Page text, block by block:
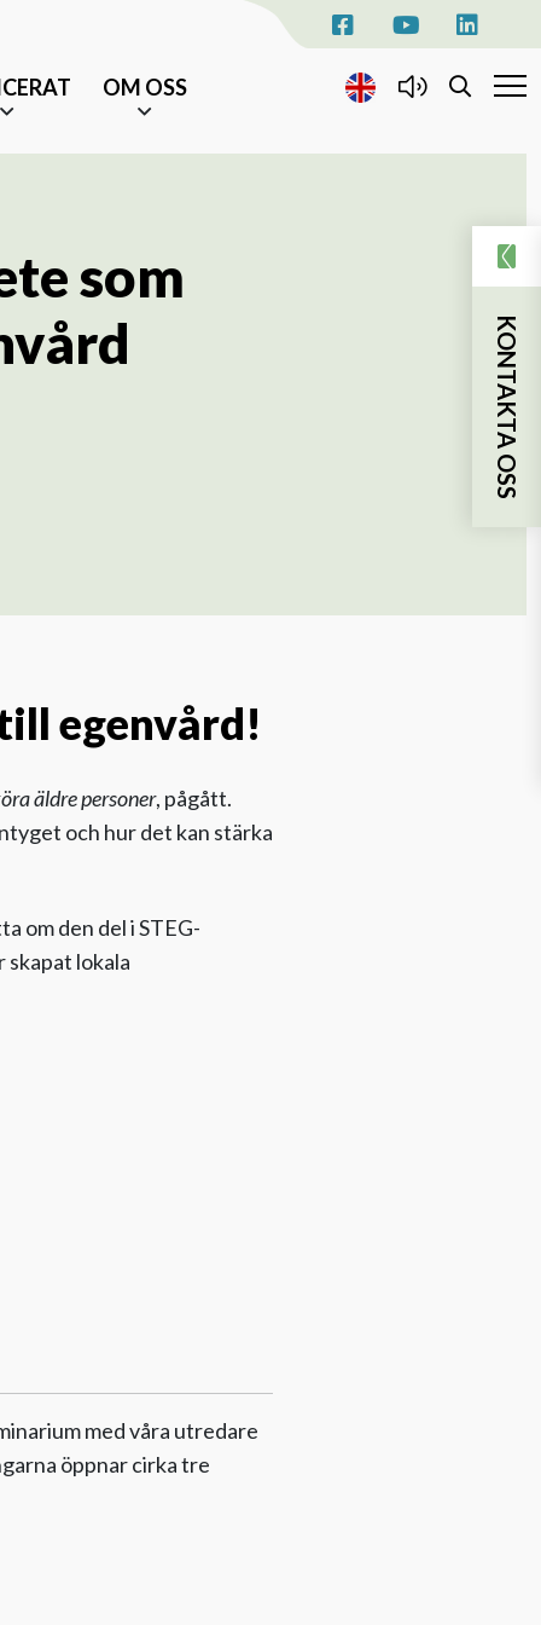
OM OSS
KONTAKTA OSS
AKTUELLT
KONTAKTA OSS
som
egenvård!
äldre personer, pågått.
och hur det kan stärka
om den del i STEG-
lokala
med våra utredare
öppnar cirka tre